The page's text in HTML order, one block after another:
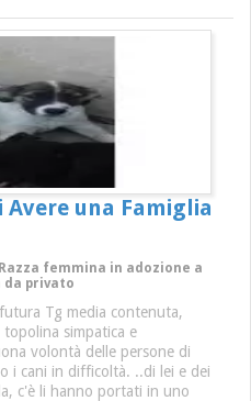
Avere una Famiglia
femmina in adozione a
privato
Tg media contenuta,
simpatica e
volontà delle persone di
i cani in difficoltà. ..di lei e dei
c'è li hanno portati in uno